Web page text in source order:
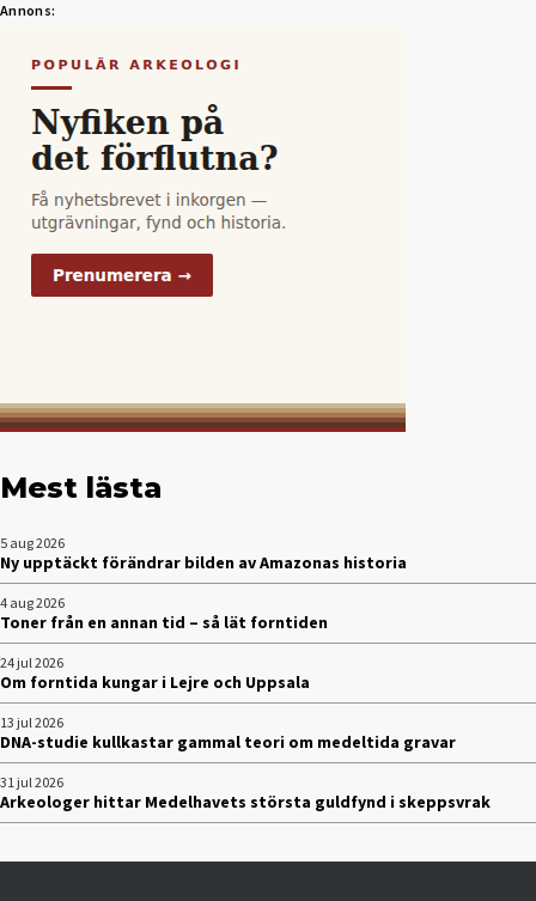
Mest lästa
5 aug 2026
Ny upptäckt förändrar bilden av Amazonas historia
4 aug 2026
Toner från en annan tid – så lät forntiden
24 jul 2026
Om forntida kungar i Lejre och Uppsala
13 jul 2026
DNA-studie kullkastar gammal teori om medeltida gravar
31 jul 2026
Arkeologer hittar Medelhavets största guldfynd i skeppsvrak
Annons: